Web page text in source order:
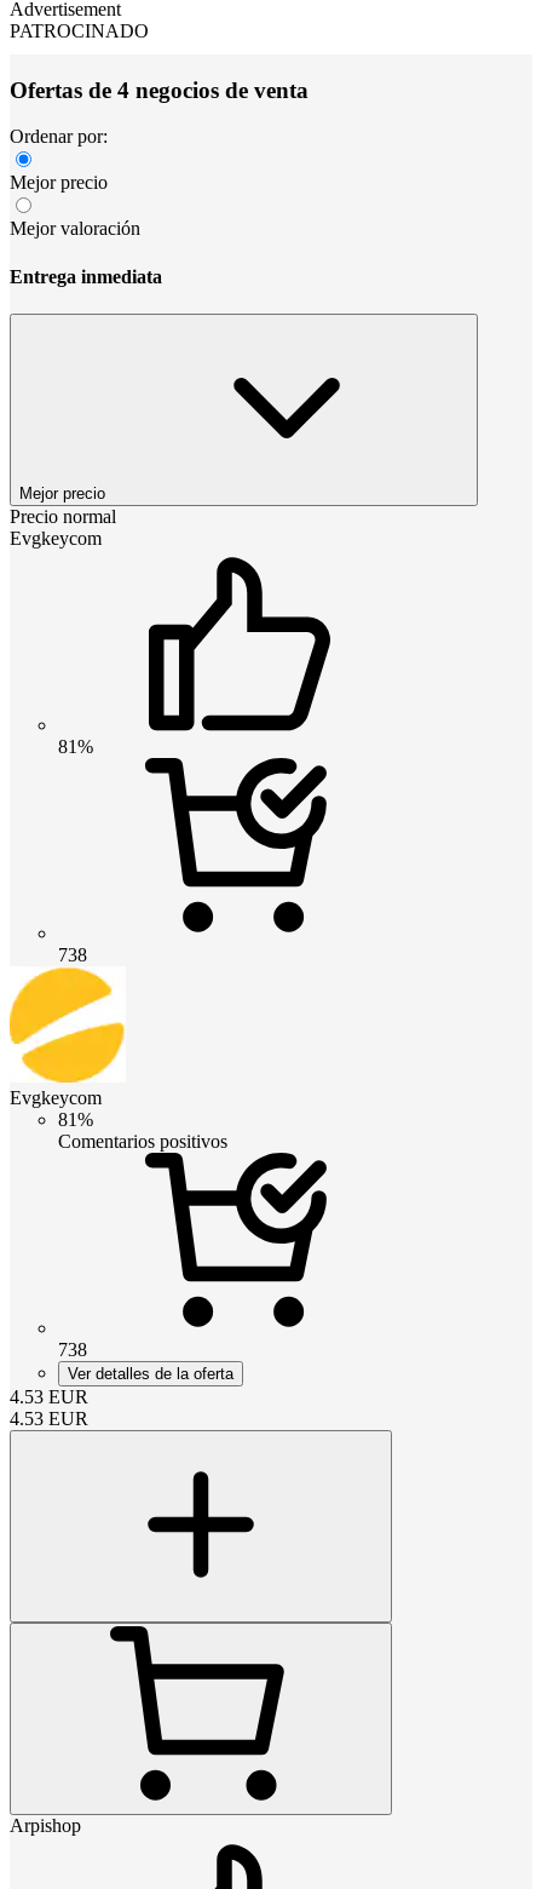
Advertisement
PATROCINADO
Ofertas de 4 negocios de venta
Ordenar por:
Mejor precio
Mejor valoración
Entrega inmediata
Mejor precio
Precio normal
Evgkeycom
81%
738
Evgkeycom
81%
Comentarios positivos
738
Ver detalles de la oferta
4.53 EUR
4.53 EUR
Arpishop